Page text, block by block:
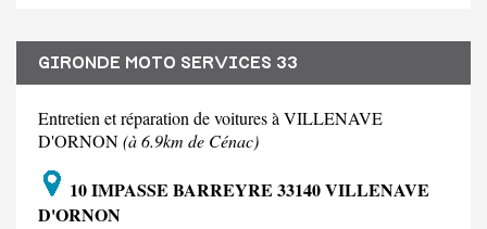
GIRONDE MOTO SERVICES 33
Entretien et réparation de voitures à VILLENAVE
D'ORNON(à 6.9km de Cénac)
10 IMPASSE BARREYRE 33140 VILLENAVE
D'ORNON